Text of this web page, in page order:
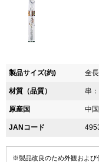
製品サイズ(約) 全
材質（品質） 串
原産国 中国
JANコード
※製品改良のため外観および